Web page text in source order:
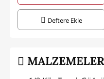
Deftere Ekle